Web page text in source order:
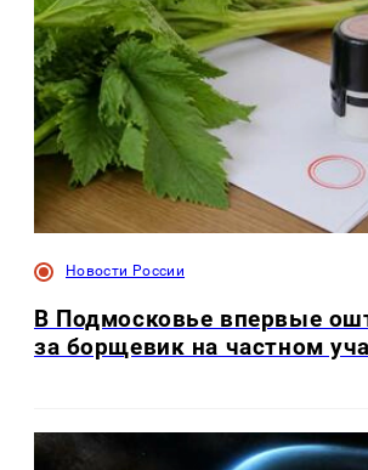
Новости России
В Подмосковье впервые
за борщевик на частном